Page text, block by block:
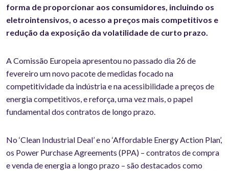
forma de proporcionar aos consumidores, incluindo os
eletrointensivos, o acesso a preços mais competitivos e
redução da exposição da volatilidade de curto prazo.
A Comissão Europeia apresentou no passado dia 26 de
fevereiro um novo pacote de medidas focado na
competitividade da indústria e na acessibilidade a preços de
energia competitivos, e reforça, uma vez mais, o papel
fundamental dos contratos de longo prazo.
No ‘Clean Industrial Deal’ e no ‘Affordable Energy Action Plan’,
os Power Purchase Agreements (PPA) – contratos de compra
e venda de energia a longo prazo – são destacados como